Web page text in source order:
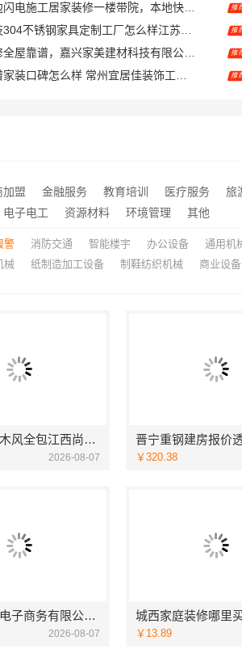
东钢科技304不锈钢家具定制工厂怎么样江苏东钢金属科技有限公司
江苏靠谱家装口碑怎么样 常州宜居佳装饰工程有限公司
果铺子礼品礼盒 相当好吃
畅销家庭装潢空间布局大概报价，浙江乐享新材料有限公司透明报价
乐：新房装修透明报价联系电话
推
推
推
推
推
加盟 金融服务 教育培训 医疗服务 旅
电子电工 资源材料 环境管理 其他
警 消防交通 智能楼宇 办公设备 通用机
械 纸制造加工设备 制鞋纺织机械 商业设备
江西装修原木风全包江西尚宅尚品新型环保材料有限公司
2026-08-07 ￥320.38
湖北省惠物电子商务有限公司：2025母婴用品平台优缺点测评
2026-08-07 ￥13.89